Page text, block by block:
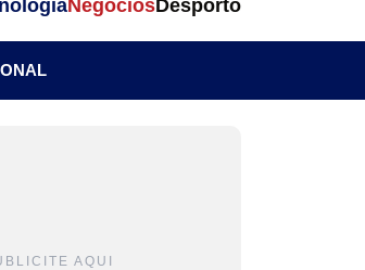
NegóciosDesporto
AQUI